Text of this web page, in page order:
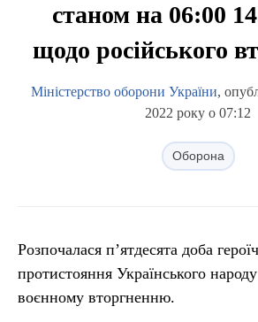
станом на 06:00
щодо російського
Міністерство оборони України,
2022 року о 07:12
Оборона
Розпочалася п’ятдесята доба
протистояння Українського
воєнному вторгненню.